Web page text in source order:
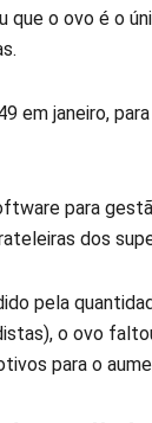
que o ovo é o
em janeiro,
para
dos
pela
o ovo
para o